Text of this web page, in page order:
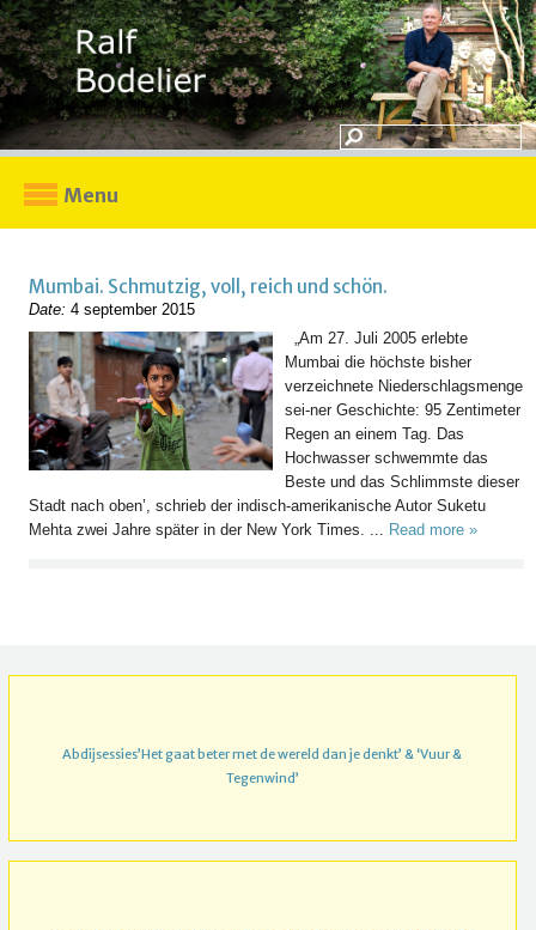
Menu
Mumbai. Schmutzig, voll, reich und schön.
Date: 4 september 2015
„Am 27. Juli 2005 erlebte
Mumbai die höchste bisher
verzeichnete Niederschlagsmenge
sei-ner Geschichte: 95 Zentimeter
Regen an einem Tag. Das
Hochwasser schwemmte das
Beste und das Schlimmste dieser
Stadt nach oben’, schrieb der indisch-amerikanische Autor Suketu
Mehta zwei Jahre später in der New York Times. ... Read more »
Abdijsessies’Het gaat beter met de wereld dan je denkt’ & ‘Vuur &
Tegenwind’